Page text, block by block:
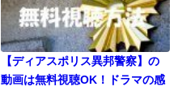
【ディアスポリス異邦警察】の
動画は無料視聴OK！ドラマの感